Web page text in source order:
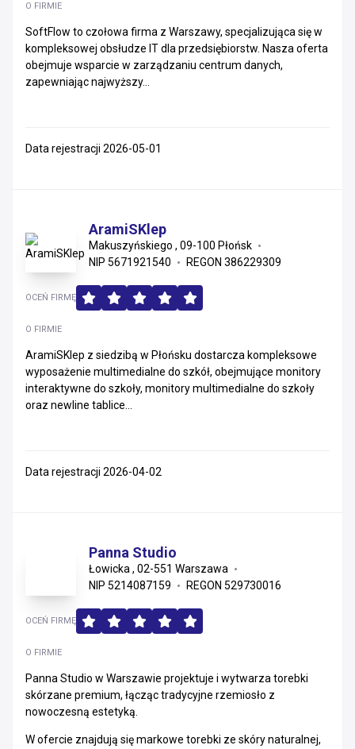
O FIRMIE
SoftFlow to czołowa firma z Warszawy, specjalizująca się w
kompleksowej obsłudze IT dla przedsiębiorstw. Nasza oferta
obejmuje wsparcie w zarządzaniu centrum danych,
zapewniając najwyższy...
Data rejestracji 2026-05-01
AramiSKlep
Makuszyńskiego , 09-100 Płońsk
NIP 5671921540
REGON 386229309
O FIRMIE
AramiSKlep z siedzibą w Płońsku dostarcza kompleksowe
wyposażenie multimedialne do szkół, obejmujące monitory
interaktywne do szkoły, monitory multimedialne do szkoły
oraz newline tablice...
OCEŃ FIRMĘ
Data rejestracji 2026-04-02
Panna Studio
Łowicka , 02-551 Warszawa
NIP 5214087159
REGON 529730016
O FIRMIE
Panna Studio w Warszawie projektuje i wytwarza torebki
skórzane premium, łącząc tradycyjne rzemiosło z
nowoczesną estetyką.
W ofercie znajdują się markowe torebki ze skóry naturalnej,
OCEŃ FIRMĘ